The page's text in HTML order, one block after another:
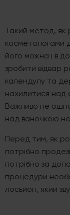
Такий метод, як
косметологами
його можна і в
зробити відвар
календулу та
нахилитися над
Важливо не
над ваночкою
Перед тим, як
потрібно
потрібно за
процедури
лосьйон, який